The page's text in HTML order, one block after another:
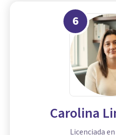
6
Carolina
Licenciada